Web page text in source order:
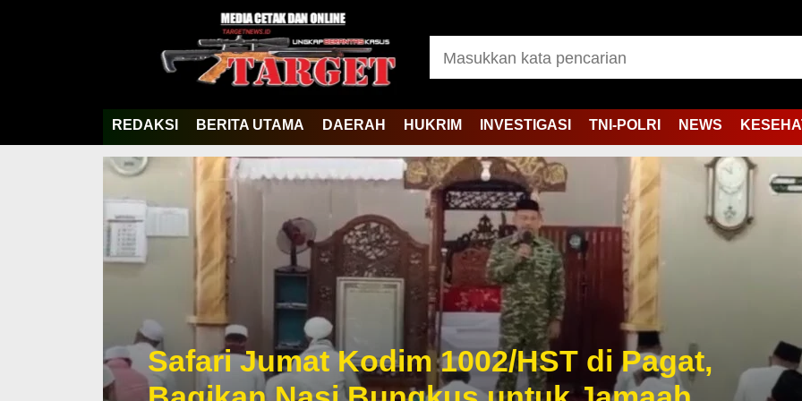
REDAKSI BERITA UTAMA DAERAH HUKRIM INVESTIGASI TNI-POLRI NEWS
Safari Jumat Kodim 1002/HST di Pagat,